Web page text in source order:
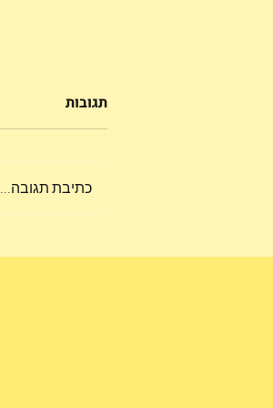
תגובות
כתיבת תגובה...